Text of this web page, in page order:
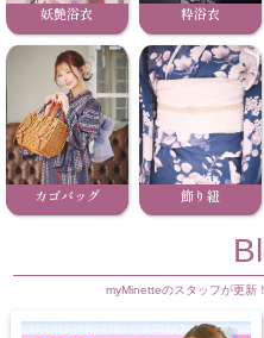
妖艶浴衣 粋浴衣
カゴバッグ 飾り紐
myMinetteのスタッフが更新